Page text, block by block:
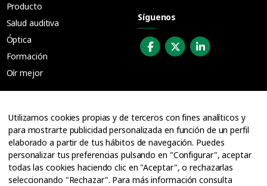
Producto
Salud auditiva
Óptica
Formación
Oír mejor
Entrevistas
Guías
Cuadernos
Ofertas de empleo
Síguenos
Utilizamos cookies propias y de terceros con fines analíticos y
para mostrarte publicidad personalizada en función de un perfil
elaborado a partir de tus hábitos de navegación. Puedes
personalizar tus preferencias pulsando en "Configurar", aceptar
todas las cookies haciendo clic en "Aceptar", o rechazarlas
seleccionando "Rechazar". Para más información consulta